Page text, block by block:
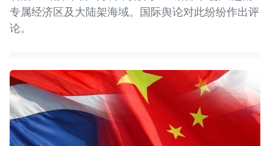
专属经济区及大陆架海域。国际舆论对此纷纷作出评
论。